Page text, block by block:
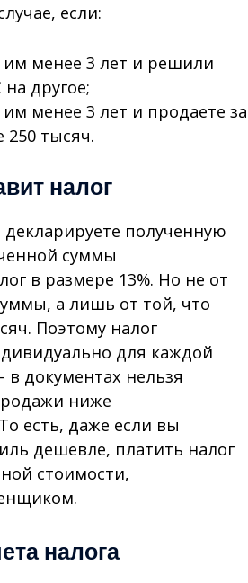
если:
им менее 3 лет и решили
другое;
менее 3 лет и продаете за
тысяч.
налог
полученную
суммы
в размере 13%. Но не от
а лишь от той, что
Поэтому налог
для каждой
документах нельзя
ниже
есть, даже если вы
дешевле, платить налог
стоимости,
налога